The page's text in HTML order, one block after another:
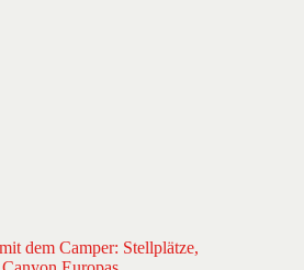
dem Camper: Stellplätze,